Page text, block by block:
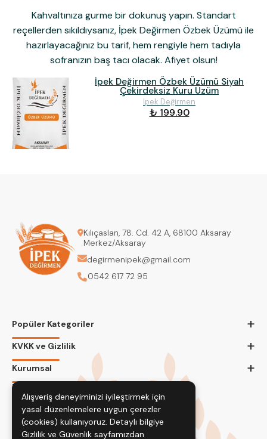
Kahvaltınıza gurme bir dokunuş yapın. Standart
reçellerden sıkıldıysanız, İpek Değirmen Özbek Üzümüile
hazırlayacağınız bu tarif, hem rengiyle hem tadıyla
sofranızın baş tacı olacak. Afiyet olsun!
İpek Değirmen Özbek Üzümü Siyah
Çekirdeksiz Kuru Üzüm
İpek Değirmen
₺ 199.90
Kılıçaslan, 78. Cd. 42 A, 68100 Aksaray
Merkez/Aksaray
degirmenipek@gmail.com
0542 617 72 95
Popüler Kategoriler +
KVKK ve Gizlilik +
Kurumsal +
Bizi Takip Edin
Alışveriş deneyiminizi iyileştirmek için
yasal düzenlemelere uygun çerezler
(cookies) kullanıyoruz. Detaylı bilgiye
Gizlilik ve Güvenlik sayfamızdan